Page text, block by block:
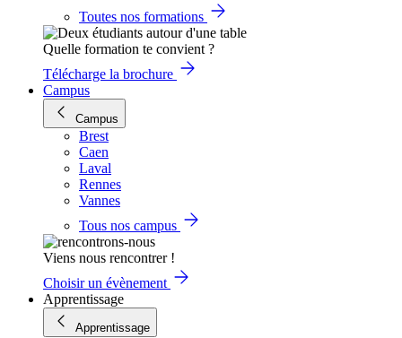
Toutes nos formations
Quelle formation te convient ?
Télécharge la brochure
Campus
Campus
Brest
Caen
Laval
Rennes
Vannes
Tous nos campus
Viens nous rencontrer !
Choisir un évènement
Apprentissage
Apprentissage